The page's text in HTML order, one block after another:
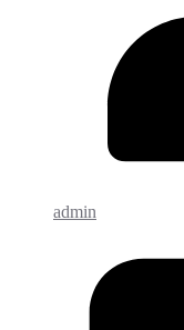
admin